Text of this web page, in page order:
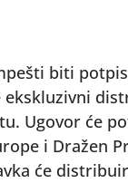
biti
ekskluzivni
Ugovor će
i Dražen
će